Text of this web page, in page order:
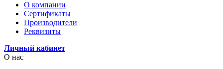
О компании
Сертификаты
Производители
Реквизиты
Личный кабинет
О нас